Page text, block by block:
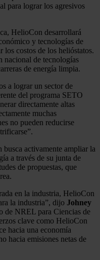
para lograr los agresivos
HelioCon desarrollará
y tecnologías de
los costos de los helióstatos.
nacional de tecnologías
de energía limpia.
a lograr un sector de
del programa SETO
directamente altas
muchas
no pueden reducirse
activamente ampliar la
a través de su junta de
de propuestas, que
en la industria, HelioCon
la industria”, dijo Johney
de NREL para Ciencias de
clave como HelioCon
hacia una economía
hacia emisiones netas de